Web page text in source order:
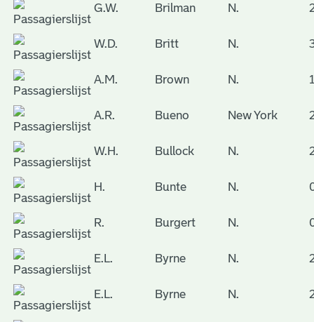
G.W. Brilman N.
W.D. Britt N.
A.M. Brown N.
A.R. Bueno New York
W.H. Bullock N.
H. Bunte N.
R. Burgert N.
E.L. Byrne N.
E.L. Byrne N.